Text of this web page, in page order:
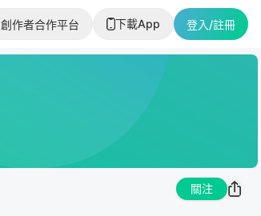
創作者合作平台 下載App 登入/註冊
關注